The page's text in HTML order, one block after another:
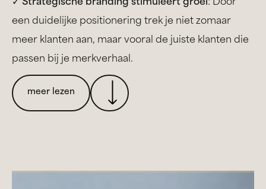
✓ Strategische branding stimuleert groei: Door
een duidelijke positionering trek je niet zomaar
meer klanten aan, maar vooral de juiste klanten die
passen bij je merkverhaal.
meer lezen